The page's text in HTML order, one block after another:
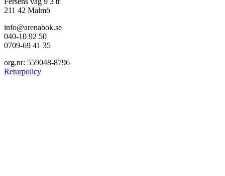
211 42 Malmö
info@arenabok.se
040-10 92 50
0709-69 41 35
org.nr: 559048-8796
Returpolicy